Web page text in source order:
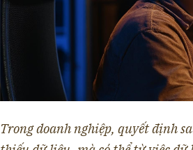
Trong doanh nghiệp, quyết định